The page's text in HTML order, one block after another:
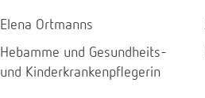
Elena Ortmanns
Hebamme und Gesundheits-
und Kinderkrankenpflegerin